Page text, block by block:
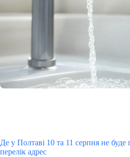
Де у Полтаві 10 та 11 серпня не буде
перелік адрес